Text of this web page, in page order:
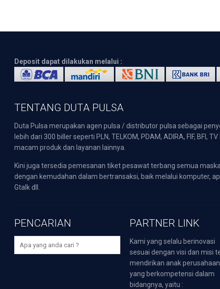
Deposit dapat dilakukan melalui :
TENTANG DUTA PULSA
Duta Pulsa merupakan agen pulsa / distributor pulsa sebagai
lebih dari 300 biller seperti PLN, TELKOM, PDAM, ADIRA, FIF,
macam produk dan layanan lainnya.
Kini juga tersedia pemesanan tiket pesawat terbang semua
dengan kemudahan dalam bertransaksi, baik melalui komputer,
Gtalk dll.
PENCARIAN PARTNER LINK
Kami yang selalu berinovasi
sesuai dengan visi dan misi
mendirikan anak perusahaan
yang berkompetensi dalam
bidangnya, yaitu :